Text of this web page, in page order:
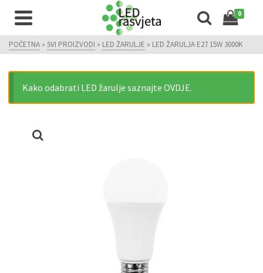
0
POČETNA » SVI PROIZVODI » LED ŽARULJE » LED ŽARULJA E27 15W 3000K
Kako odabrati LED žarulje saznajte OVDJE.